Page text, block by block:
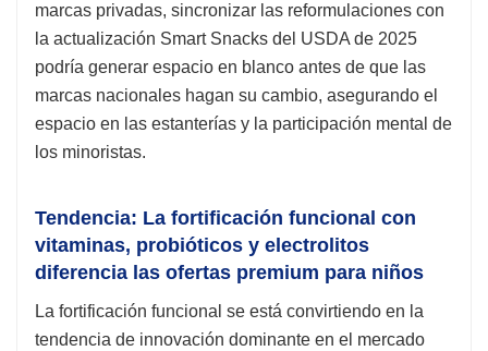
marcas privadas, sincronizar las reformulaciones con
la actualización Smart Snacks del USDA de 2025
podría generar espacio en blanco antes de que las
marcas nacionales hagan su cambio, asegurando el
espacio en las estanterías y la participación mental de
los minoristas.
Tendencia: La fortificación funcional con
vitaminas, probióticos y electrolitos
diferencia las ofertas premium para niños
La fortificación funcional se está convirtiendo en la
tendencia de innovación dominante en el mercado